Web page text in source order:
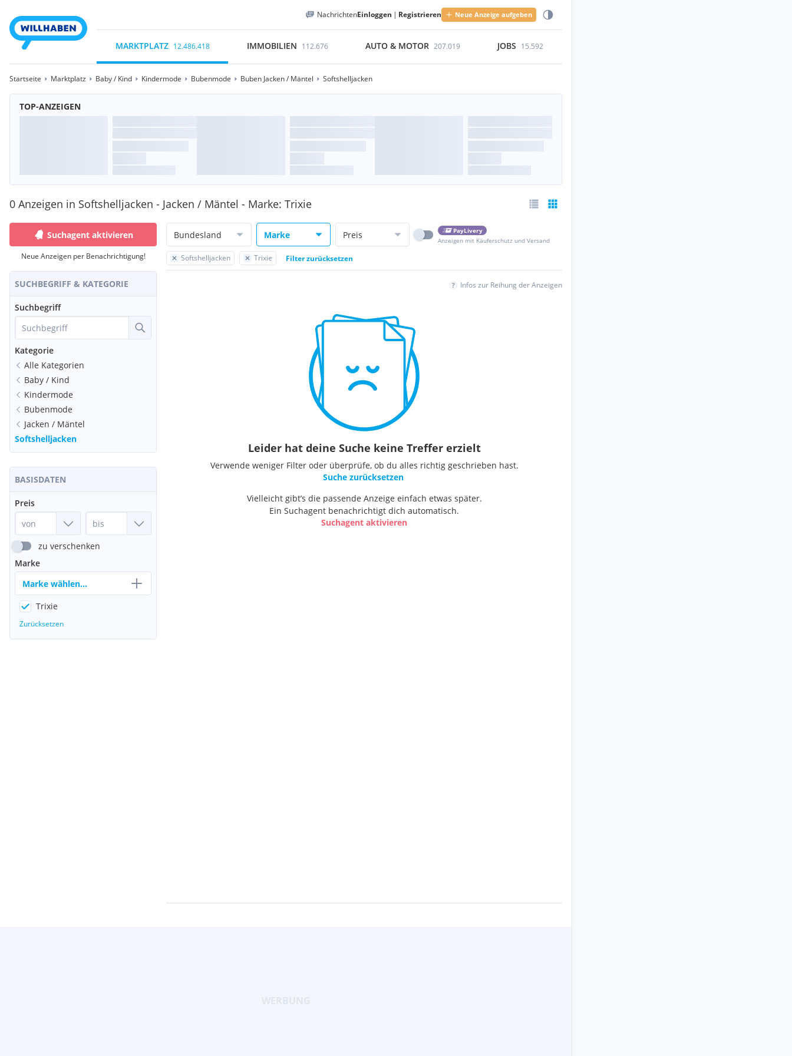
NachrichtenEinloggen | Registrieren Neue Anzeige aufgeben
MARKTPLATZ 12.486.418 IMMOBILIEN 112.676 AUTO & MOTOR 207.019 JOBS 15.592
Startseite Marktplatz Baby / Kind Kindermode Bubenmode Buben Jacken / Mäntel Softshelljacken
TOP-ANZEIGEN
0 Anzeigen in Softshelljacken - Jacken / Mäntel - Marke: Trixie
Suchagent aktivieren
Neue Anzeigen per Benachrichtigung!
SUCHBEGRIFF & KATEGORIE
Suchbegriff
Kategorie
Alle Kategorien
Baby / Kind
Kindermode
Bubenmode
Jacken / Mäntel
Softshelljacken
BASISDATEN
Preis
zu verschenken
Marke
Marke wählen...
Trixie
Zurücksetzen
Bundesland Marke Preis
PayLivery
Anzeigen mit Käuferschutz und Versand
Softshelljacken Trixie Filter zurücksetzen
Infos zur Reihung der Anzeigen
Leider hat deine Suche keine Treffer erzielt
Verwende weniger Filter oder überprüfe, ob du alles richtig geschrieben hast.
Suche zurücksetzen
Vielleicht gibt’s die passende Anzeige einfach etwas später.
Ein Suchagent benachrichtigt dich automatisch.
Suchagent aktivieren